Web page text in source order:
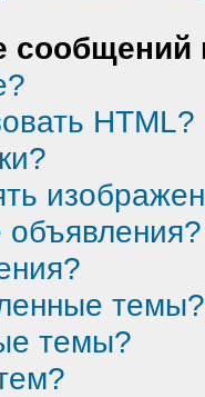
HTML?
темы?
темы?